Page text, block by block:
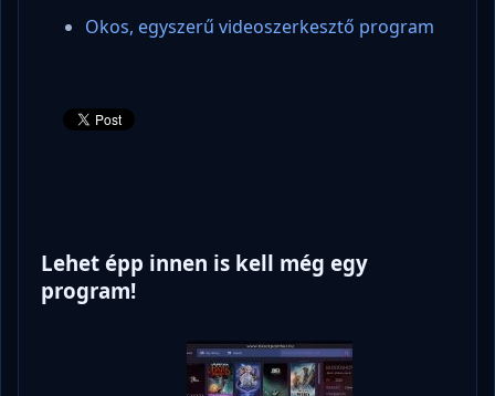
Okos, egyszerű videoszerkesztő program
Lehet épp innen is kell még egy
program!